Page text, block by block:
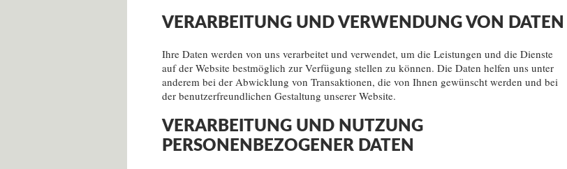
VERARBEITUNG UND VERWENDUNG VON DATEN
Ihre Daten werden von uns verarbeitet und verwendet, um die Leistungen und die Dienste
auf der Website bestmöglich zur Verfügung stellen zu können. Die Daten helfen uns unter
anderem bei der Abwicklung von Transaktionen, die von Ihnen gewünscht werden und bei
der benutzerfreundlichen Gestaltung unserer Website.
VERARBEITUNG UND NUTZUNG
PERSONENBEZOGENER DATEN